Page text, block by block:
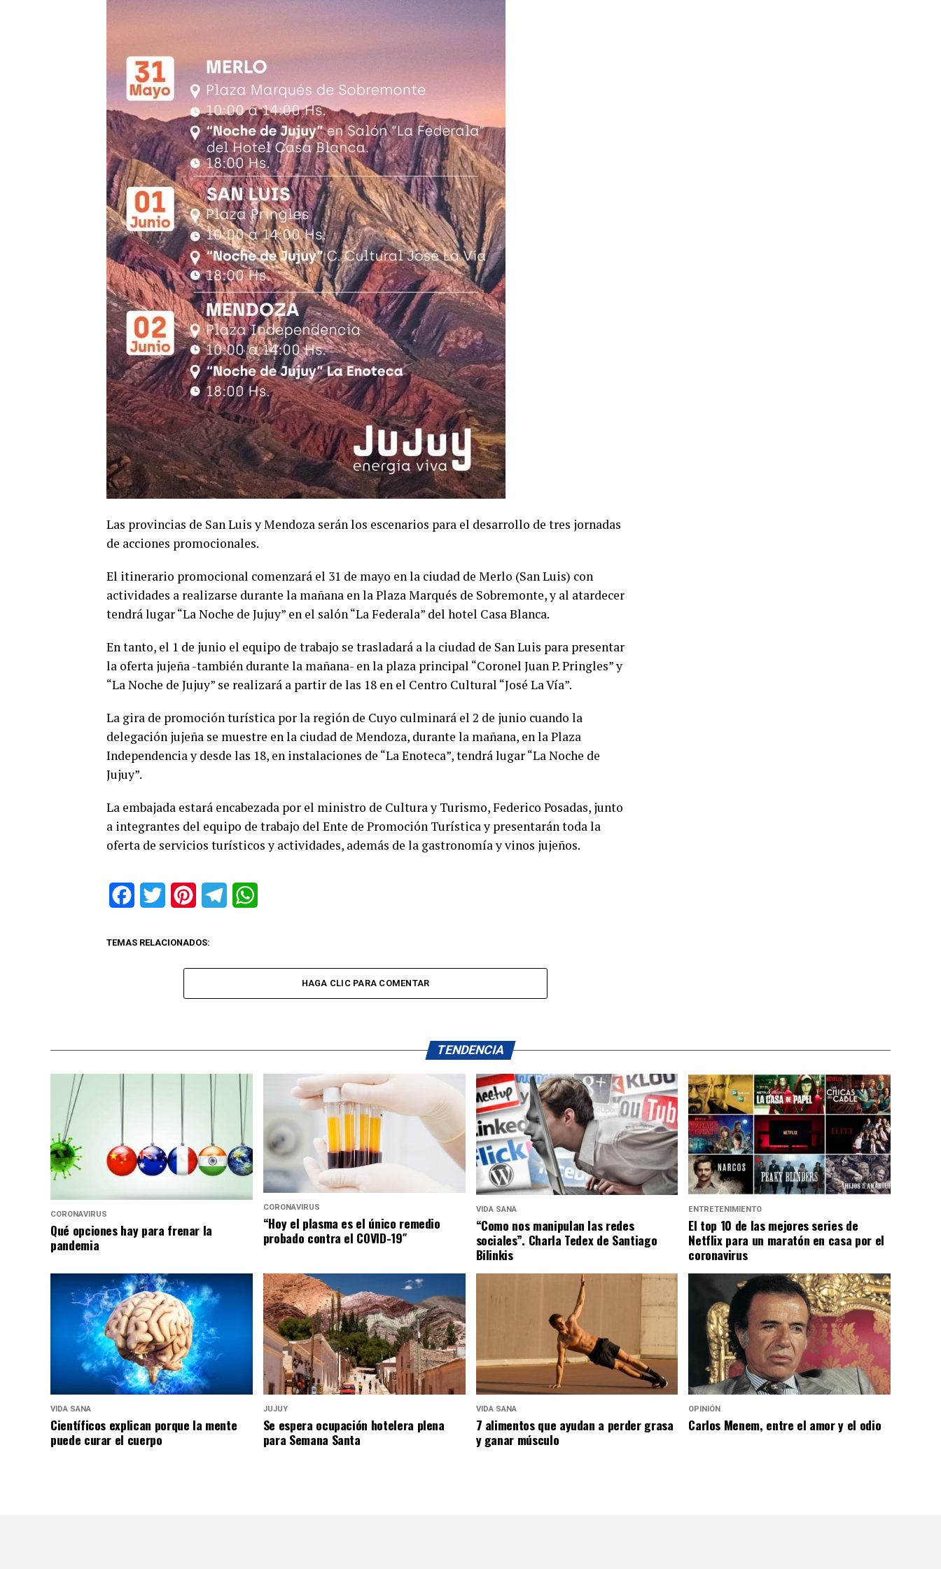
Las provincias de San Luis y Mendoza serán los escenarios para el desarrollo de tres jornadas
de acciones promocionales.
El itinerario promocional comenzará el 31 de mayo en la ciudad de Merlo (San Luis) con
actividades a realizarse durante la mañana en la Plaza Marqués de Sobremonte, y al atardecer
tendrá lugar “La Noche de Jujuy” en el salón “La Federala” del hotel Casa Blanca.
En tanto, el 1 de junio el equipo de trabajo se trasladará a la ciudad de San Luis para presentar
la oferta jujeña -también durante la mañana- en la plaza principal “Coronel Juan P. Pringles” y
“La Noche de Jujuy” se realizará a partir de las 18 en el Centro Cultural “José La Vía”.
La gira de promoción turística por la región de Cuyo culminará el 2 de junio cuando la
delegación jujeña se muestre en la ciudad de Mendoza, durante la mañana, en la Plaza
Independencia y desde las 18, en instalaciones de “La Enoteca”, tendrá lugar “La Noche de
Jujuy”.
La embajada estará encabezada por el ministro de Cultura y Turismo, Federico Posadas, junto
a integrantes del equipo de trabajo del Ente de Promoción Turística y presentarán toda la
oferta de servicios turísticos y actividades, además de la gastronomía y vinos jujeños.
FacebookTwitter PinterestTelegram
TEMAS RELACIONADOS:
HAGA CLIC PARA COMENTAR
TENDENCIA
CORONAVIRUS
Qué opciones hay para frenar la
pandemia
CORONAVIRUS
“Hoy el plasma es el único remedio
probado contra el COVID-19″
VIDA SANA
“Como nos manipulan las redes
sociales”. Charla Tedex de Santiago
Bilinkis
ENTRETENIMIENTO
El top 10 de las mejores series de
Netflix para un maratón en casa por el
coronavirus
VIDA SANA
Científicos explican porque la mente
puede curar el cuerpo
JUJUY
Se espera ocupación hotelera plena
para Semana Santa
VIDA SANA
7 alimentos que ayudan a perder grasa
y ganar músculo
OPINIÓN
Carlos Menem, entre el amor y el odio